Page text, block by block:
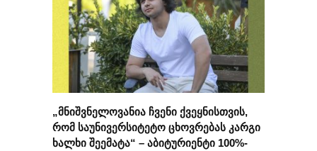
„მნიშვნელოვანია ჩვენი ქვეყნისთვის,
რომ საუნივერსიტეტო ცხოვრებას კარგი
ხალხი შეემატა“ – აბიტურიენტი 100%-